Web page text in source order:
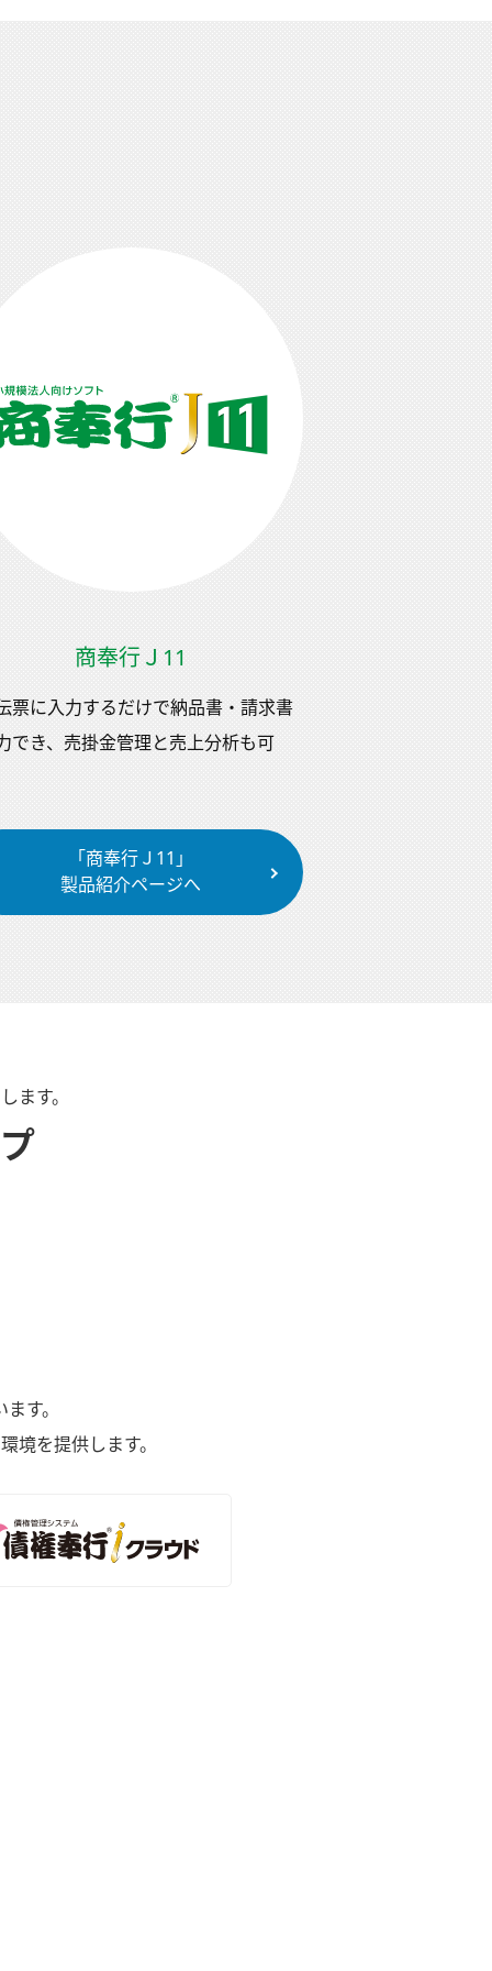
商奉行Ｊ11
票に入力するだけで納品書・請求書
でき、売掛金管理と売上分析も可
「商奉行Ｊ11」
製品紹介ページへ
ます。
す。
境を提供します。